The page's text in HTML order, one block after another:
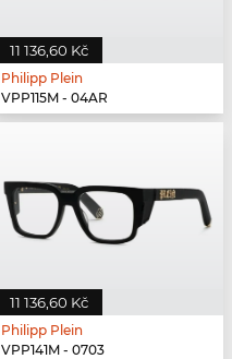
11 136,60 Kč
Philipp Plein
VPP115M - 04AR
11 136,60 Kč
Philipp Plein
VPP141M - 0703